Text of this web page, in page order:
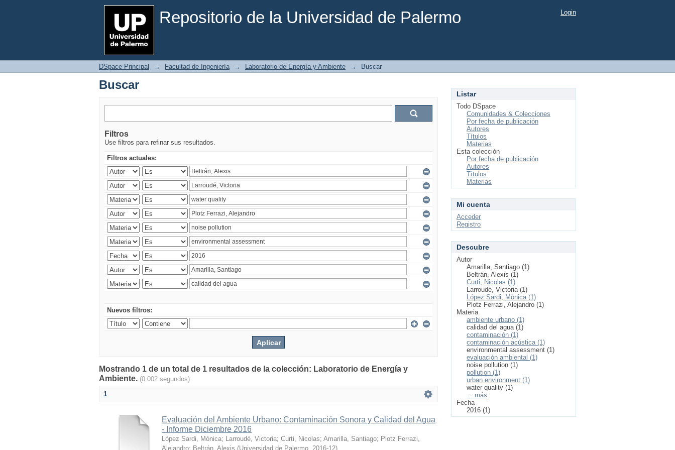
Repositorio de la Universidad de Palermo
Buscar Login
DSpace Principal → Facultad de Ingeniería → Laboratorio de Energía y Ambiente → Buscar
Buscar
Filtros
Use filtros para refinar sus resultados.
Filtros actuales:
Nuevos filtros:
Mostrando 1 de un total de 1 resultados de la colección: Laboratorio de Energía y
Ambiente. (0.002 segundos)
1
Evaluación del Ambiente Urbano: Contaminación Sonora y Calidad del Agua
- Informe Diciembre 2016
López Sardi, Mónica; Larroudé, Victoria; Curti, Nicolas; Amarilla, Santiago; Plotz Ferrazi,
Alejandro; Beltrán, Alexis (Universidad de Palermo 2016-12)
Listar
Todo DSpace
Comunidades & Colecciones
Por fecha de publicación
Autores
Títulos
Materias
Esta colección
Por fecha de publicación
Autores
Títulos
Materias
Mi cuenta
Acceder
Registro
Descubre
Autor
Amarilla, Santiago (1)
Beltrán, Alexis (1)
Curti, Nicolas (1)
Larroudé, Victoria (1)
López Sardi, Mónica (1)
Plotz Ferrazi, Alejandro (1)
Materia
ambiente urbano (1)
calidad del agua (1)
contaminación (1)
contaminación acústica (1)
environmental assessment (1)
evaluación ambiental (1)
noise pollution (1)
pollution (1)
urban environment (1)
water quality (1)
... más
Fecha
2016 (1)